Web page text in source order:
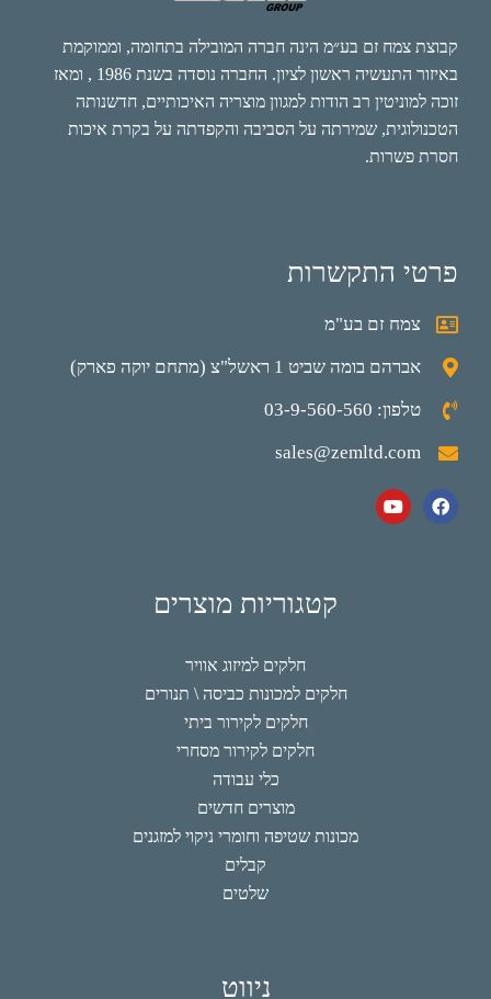
קבוצת צמח זם בע״מ הינה חברה המובילה בתחומה, וממוקמת
באיזור התעשיה ראשון לציון. החברה נוסדה בשנת 1986 , ומאז
זוכה למוניטין רב הודות למגוון מוצריה האיכותיים, חדשנותה
הטכנולוגית, שמירתה על הסביבה והקפדתה על בקרת איכות
חסרת פשרות.
פרטי התקשרות
צמח זם בע"מ
אברהם בומה שביט 1 ראשל"צ (מתחם יוקה פארק)
טלפון: 03-9-560-560
sales@zemltd.com
קטגוריות מוצרים
חלקים למיזוג אוויר
חלקים למכונות כביסה \ תנורים
חלקים לקירור ביתי
חלקים לקירור מסחרי
כלי עבודה
מוצרים חדשים
מכונות שטיפה וחומרי ניקוי למזגנים
קבלים
שלטים
ניווט